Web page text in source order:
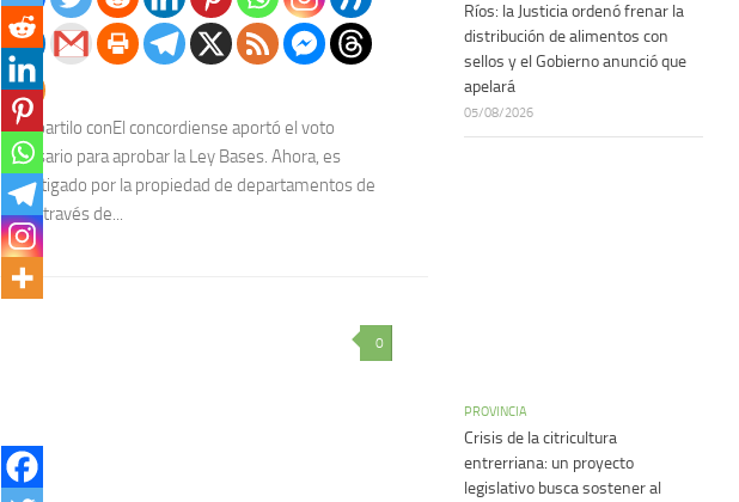
Compartilo conEl concordiense aportó el voto
necesario para aprobar la Ley Bases. Ahora, es
investigado por la propiedad de departamentos de
lujo a través de...
0
Ríos: la Justicia ordenó frenar la
distribución de alimentos con
sellos y el Gobierno anunció que
apelará
05/08/2026
PROVINCIA
Crisis de la citricultura
entrerriana: un proyecto
legislativo busca sostener al